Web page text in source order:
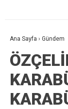
Ana Sayfa › Gündem